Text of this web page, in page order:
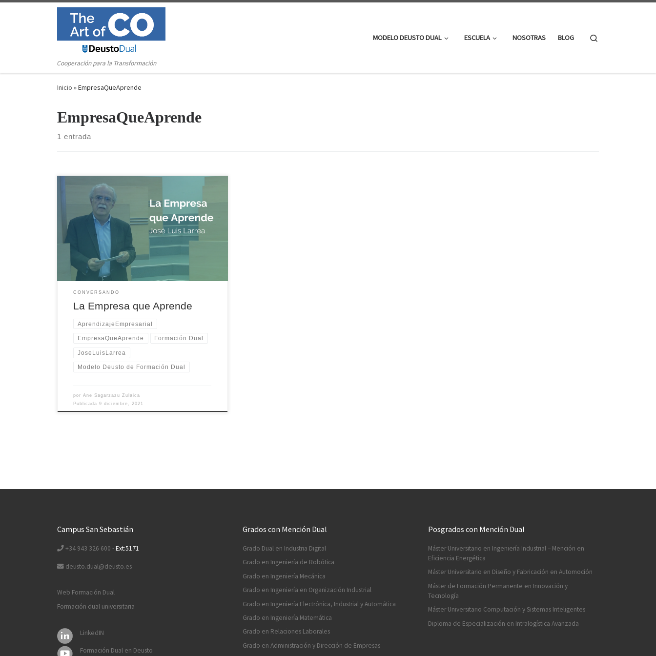
Cooperación para la Transformación
MODELO DEUSTO DUAL ESCUELA NOSOTRAS BLOG
Inicio »EmpresaQueAprende
EmpresaQueAprende
1 entrada
El Presidente del Consejo Asesor de Deusto Social
Lab, José Luis Larrea indica la relevancia que tiene el
aprendizaje en la Empresa.
CONVERSANDO
La Empresa que Aprende
AprendizajeEmpresarial
EmpresaQueAprende Formación Dual
JoseLuisLarrea
Modelo Deusto de Formación Dual
porAne Sagarzazu Zulaica
Publicada9 diciembre, 2021
Campus San Sebastián
+34 943 326 600 - Ext:5171
deusto.dual@deusto.es
Web Formación Dual
Formación dual universitaria
LinkedIN
Formación Dual en Deusto
Grados con Mención Dual
Grado Dual en Industria Digital
Grado en Ingeniería de Robótica
Grado en Ingeniería Mecánica
Grado en Ingeniería en Organización Industrial
Grado en Ingeniería Electrónica, Industrial y Automática
Grado en Ingeniería Matemática
Grado en Relaciones Laborales
Grado en Administración y Dirección de Empresas
Posgrados con Mención Dual
Máster Universitario en Ingeniería Industrial – Mención en
Eficiencia Energética
Máster Universitario en Diseño y Fabricación en Automoción
Máster de Formación Permanente en Innovación y
Tecnología
Máster Universitario Computación y Sistemas Inteligentes
Diploma de Especialización en Intralogística Avanzada